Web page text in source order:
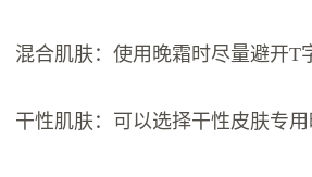
混合肌肤：使用晚霜时尽量避开T
干性肌肤：可以选择干性皮肤专用